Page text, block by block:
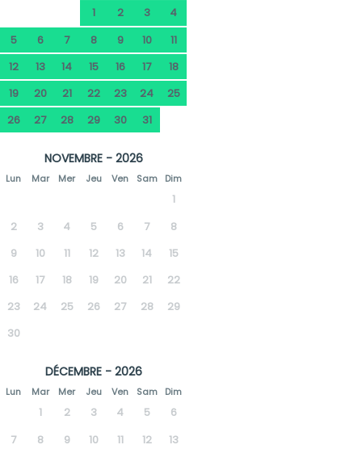
1 2 3
4
5
6 7 8 9 10
11
12
13 14 15 16 17
18
19
20 21 22 23 24
25
26
27 28 29 30 31
NOVEMBRE - 2026
Lun Mar Mer Jeu Ven Sam Dim
1
2
3 4 5 6 7
8
9
10 11 12 13 14
15
16
17 18 19 20 21
22
23
24 25 26 27 28
29
30
DÉCEMBRE - 2026
Lun Mar Mer Jeu Ven Sam Dim
1 2 3 4 5
6
7
8 9 10 11 12
13